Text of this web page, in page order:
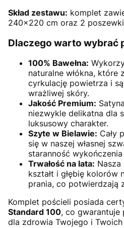
Skład zestawu: komplet
240×220 cm oraz 2
Dlaczego warto wybrać
100% Bawełna:
naturalne włókna, które
cyrkulację powietrza i
wrażliwej skóry.
Jakość Premium:
niezwykle delikatna dla
luksusowy charakter.
Szyte w Bielawie: Cały
się w naszej własnej
staranność
Trwałość na lata:
kształt i głębię kolorów
prania, co potwierdzają
Komplet pościeli posiada
Standard 100, co gwarantuje
dla zdrowia Twojego i